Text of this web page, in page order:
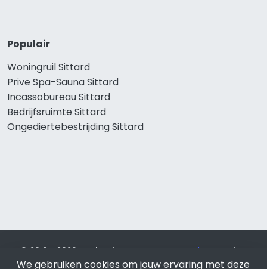
Populair
Woningruil Sittard
Prive Spa-Sauna Sittard
Incassobureau Sittard
Bedrijfsruimte Sittard
Ongediertebestrijding Sittard
© 2019 - 2026 Realisatie en SEO door SEO-bureau
Lion
Internet. Betaal alleen voor bewezen resultaten?SEO
We gebruiken cookies om jouw ervaring met deze